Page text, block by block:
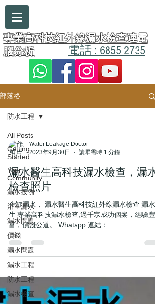
電話 : 6855 2735
專業高科技紅外線漏水檢查連電
腦分析
部落格
All Posts
Getting
Started
Your
Community
漏水按例
浴室漏水
漏水問題
價錢
漏水問題
漏水工程
防水工程
漏水檢查
防水工程
Water Leakage Doctor
2023年9月30日
讀畢需時 1 分鐘
漏水醫生高科技漏水檢查，漏水
檢查照片
企缸漏水， 漏水醫生高科技紅外線漏水檢查 漏水醫
生 專業高科技漏水檢查,過千宗成功個案，經驗豐
富，價錢公道。 Whatapp 連結：
https://wa.me/message/LB7OT4QWCLT7M1
Facebook專頁: https://www.facebook